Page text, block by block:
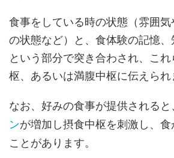
食事をしている時の状態（雰囲
の状態など）と、食体験の記憶
という部分で突き合わされ、こ
枢、あるいは満腹中枢に伝えられ
なお、好みの食事が提供されると
ンが増加し摂食中枢を刺激し、
ことがあります。